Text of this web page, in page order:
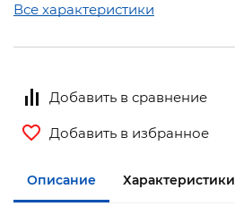
Все характеристики
Добавить в сравнение
Добавить в избранное
Описание Характеристики